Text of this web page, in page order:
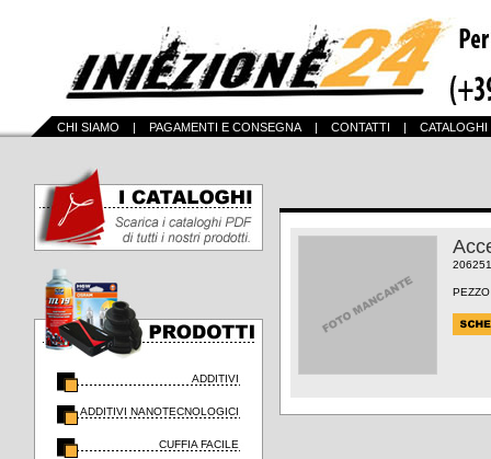
CHI SIAMO | PAGAMENTI E CONSEGNA| CONTATTI | CATALOGHI
ADDITIVI
ADDITIVI NANOTECNOLOGICI
CUFFIA FACILE
206251